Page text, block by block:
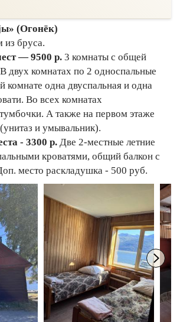
(Огонёк)
из бруса.
— 9500 р. 3 комнаты с общей
двух комнатах по 2 односпальные
комнате одна двуспальная и одна
Во всех комнатах
А также на первом этаже
(унитаз и умывальник).
- 3300 р. Две 2-местные летние
кроватями, общий балкон с
место раскладушка - 500 руб.